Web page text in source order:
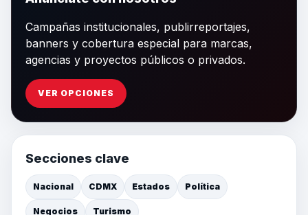
Campañas institucionales, publirreportajes,
banners y cobertura especial para marcas,
agencias y proyectos públicos o privados.
VER OPCIONES
Secciones clave
Nacional CDMX Estados Política
Negocios Turismo